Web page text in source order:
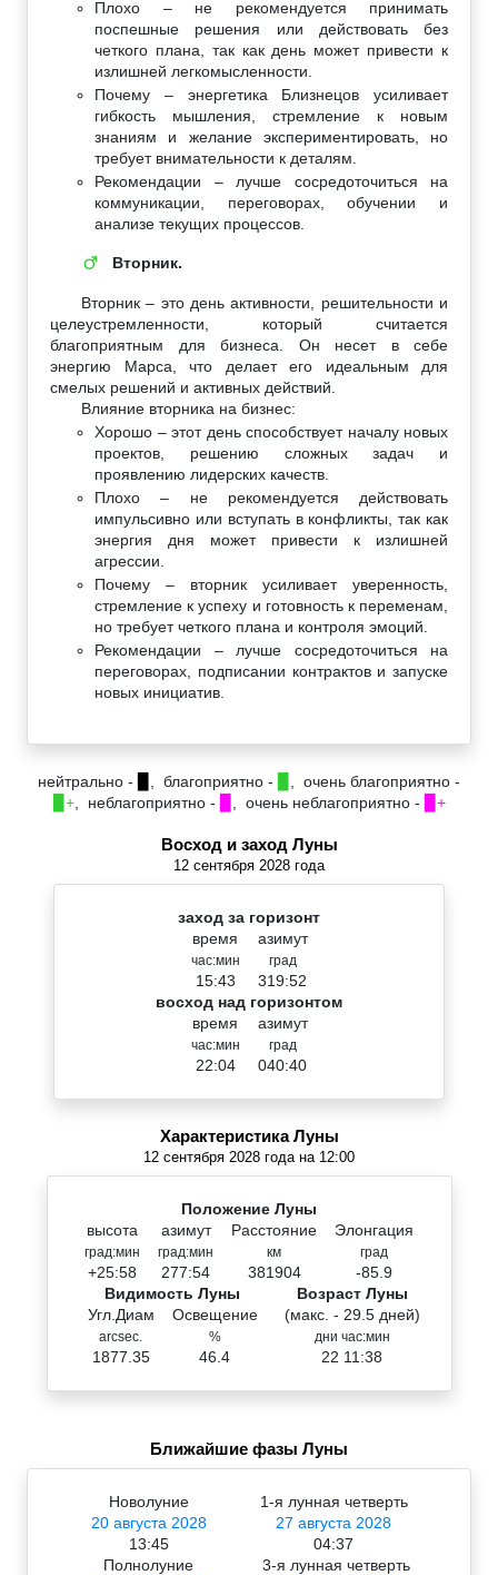
Плохо – не рекомендуется принимать
поспешные решения или действовать без
четкого плана, так как день может привести к
излишней легкомысленности.
Почему – энергетика Близнецов усиливает
гибкость мышления, стремление к новым
знаниям и желание экспериментировать, но
требует внимательности к деталям.
Рекомендации – лучше сосредоточиться на
коммуникации, переговорах, обучении и
анализе текущих процессов.
♂ Вторник.
Вторник – это день активности, решительности и
целеустремленности, который считается
благоприятным для бизнеса. Он несет в себе
энергию Марса, что делает его идеальным для
смелых решений и активных действий.
Влияние вторника на бизнес:
Хорошо – этот день способствует началу новых
проектов, решению сложных задач и
проявлению лидерских качеств.
Плохо – не рекомендуется действовать
импульсивно или вступать в конфликты, так как
энергия дня может привести к излишней
агрессии.
Почему – вторник усиливает уверенность,
стремление к успеху и готовность к переменам,
но требует четкого плана и контроля эмоций.
Рекомендации – лучше сосредоточиться на
переговорах, подписании контрактов и запуске
новых инициатив.
нейтрально - , благоприятно -
, очень благоприятно -
▉+, неблагоприятно - , очень неблагоприятно - ▉+
Восход и заход Луны
12 сентября 2028 года
заход за горизонт
время
час:мин
15:43
азимут
град
319:52
восход над горизонтом
время
час:мин
22:04
азимут
град
040:40
Характеристика Луны
12 сентября 2028 года на 12:00
Положение Луны
высота
град:мин
+25:58
азимут
град:мин
277:54
Расстояние
км
381904
Элонгация
град
-85.9
Видимость Луны
Угл.Диам
arcsec.
1877.35
Освещение
%
46.4
Возраст Луны
(макс. - 29.5 дней)
дни час:мин
22 11:38
Ближайшие фазы Луны
Новолуние
20 августа 2028
13:45
1-я лунная четверть
27 августа 2028
04:37
Полнолуние
3-я лунная четверть